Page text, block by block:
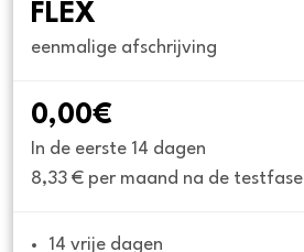
FLEX
eenmalige afschrijving
0,00€
In de eerste 14 dagen
8,33 € per maand na de testfase
14 vrije dagen